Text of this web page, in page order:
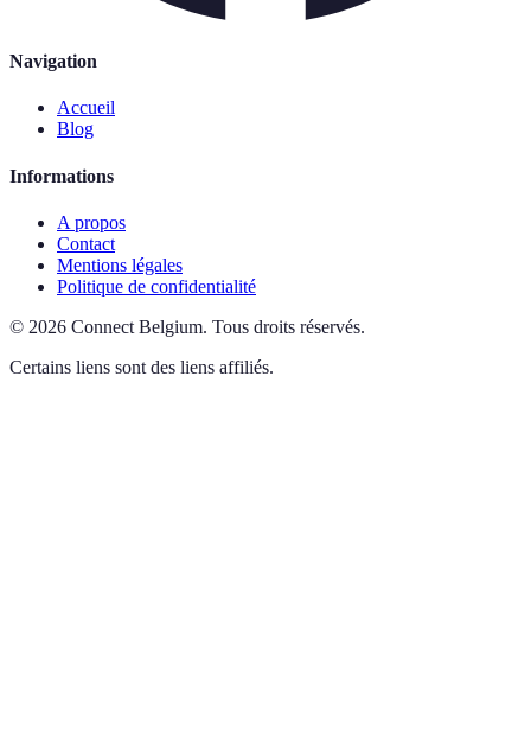
Navigation
Accueil
Blog
Informations
A propos
Contact
Mentions légales
Politique de confidentialité
© 2026 Connect Belgium. Tous droits réservés.
Certains liens sont des liens affiliés.